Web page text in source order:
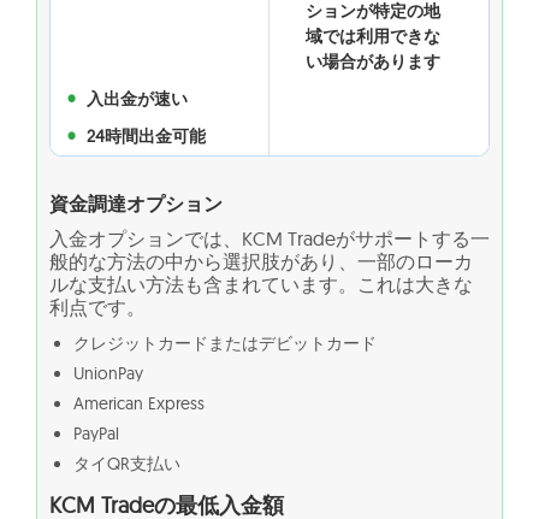
ションが特定の地
域では利用できな
い場合があります
入出金が速い
24時間出金可能
資金調達オプション
入金オプションでは、KCM Tradeがサポートする一
般的な方法の中から選択肢があり、一部のローカ
ルな支払い方法も含まれています。これは大きな
利点です。
クレジットカードまたはデビットカード
UnionPay
American Express
PayPal
タイQR支払い
KCM Tradeの最低入金額